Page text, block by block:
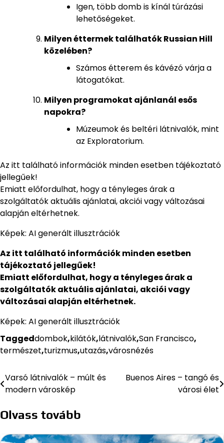
Igen, több domb is kínál túrázási
lehetőségeket.
Milyen éttermek találhatók Russian Hill
közelében?
Számos étterem és kávézó várja a
látogatókat.
Milyen programokat ajánlanál esős
napokra?
Múzeumok és beltéri látnivalók, mint
az Exploratorium.
Az itt található információk minden esetben tájékoztató
jellegűek!
Emiatt előfordulhat, hogy a tényleges árak a
szolgáltatók aktuális ajánlatai, akciói vagy változásai
alapján eltérhetnek.
Képek: AI generált illusztrációk
Az itt található információk minden esetben
tájékoztató jellegűek!
Emiatt előfordulhat, hogy a tényleges árak a
szolgáltatók aktuális ajánlatai, akciói vagy
változásai alapján eltérhetnek.
Képek: AI generált illusztrációk
Taggeddombok,kilátók,látnivalók,San Francisco,
természet,turizmus,utazás,városnézés
Bejegyzés
Varsó látnivalók – múlt és
modern városkép
Buenos Aires – tangó és
városi élet
Olvass tovább